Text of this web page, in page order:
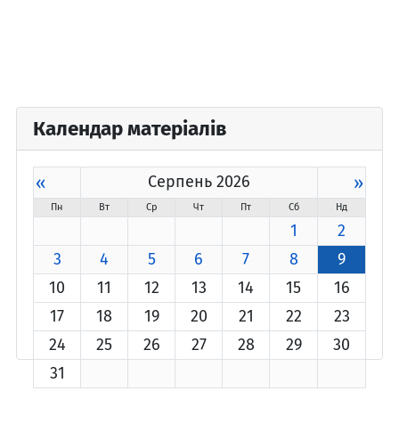
Календар матеріалів
« Серпень 2026 »
Пн Вт Ср Чт Пт Сб Нд
1
2
3
4 5 6 7 8
9
10
11 12 13 14 15
16
17
18 19 20 21 22
23
24
25 26 27 28 29
30
31